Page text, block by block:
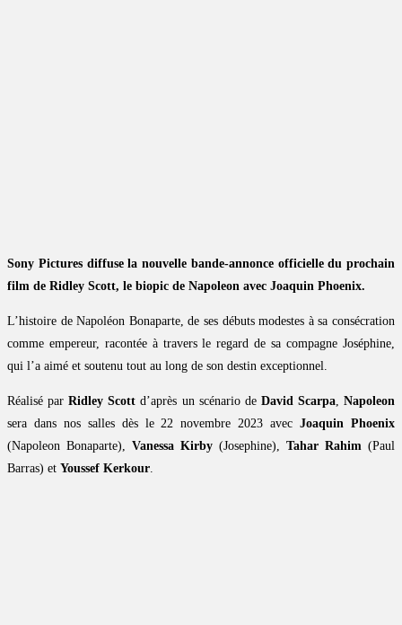
Sony Pictures diffuse la nouvelle bande-annonce officielle du prochain
film de Ridley Scott, le biopic de Napoleon avec Joaquin Phoenix.
L’histoire de Napoléon Bonaparte, de ses débuts modestes à sa consécration
comme empereur, racontée à travers le regard de sa compagne Joséphine,
qui l’a aimé et soutenu tout au long de son destin exceptionnel.
Réalisé parRidley Scott d’après un scénario de David Scarpa,Napoleon
sera dans nos salles dès le 22 novembre 2023 avecJoaquin Phoenix
(Napoleon Bonaparte), Vanessa Kirby (Josephine), Tahar Rahim (Paul
Barras) et Youssef Kerkour.